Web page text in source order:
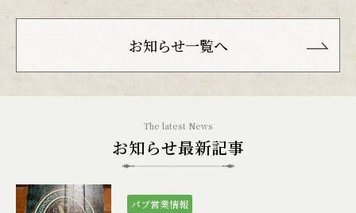
お知らせ一覧へ
お知らせ最新記事
パブ営業情報